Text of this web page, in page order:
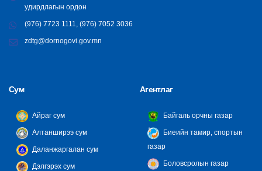
удирдлагын ордон
(976) 7723 1111, (976) 7052 3036
zdtg@dornogovi.gov.mn
Сум
Айраг сум
Алтанширээ сум
Даланжаргалан сум
Дэлгэрэх сум
Агентлаг
Байгаль орчны газар
Биеийн тамир, спортын
газар
Боловсролын газар